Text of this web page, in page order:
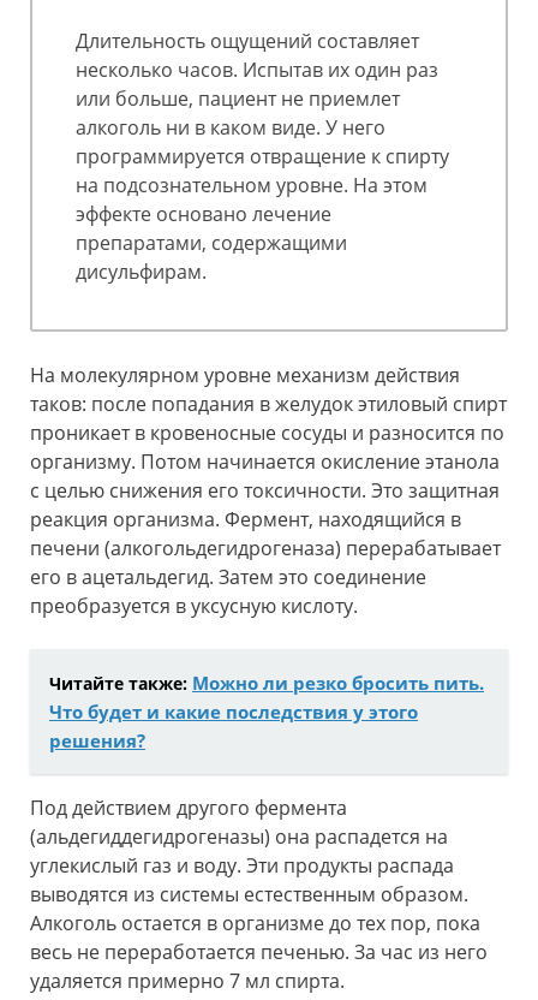
Длительность ощущений составляет
несколько часов. Испытав их один раз
или больше, пациент не приемлет
алкоголь ни в каком виде. У него
программируется отвращение к спирту
на подсознательном уровне. На этом
эффекте основано лечение
препаратами, содержащими
дисульфирам.
На молекулярном уровне механизм действия
таков: после попадания в желудок этиловый спирт
проникает в кровеносные сосуды и разносится по
организму. Потом начинается окисление этанола
с целью снижения его токсичности. Это защитная
реакция организма. Фермент, находящийся в
печени (алкогольдегидрогеназа) перерабатывает
его в ацетальдегид. Затем это соединение
преобразуется в уксусную кислоту.
Читайте также: Можно ли резко бросить пить.
Что будет и какие последствия у этого
решения?
Под действием другого фермента
(альдегиддегидрогеназы) она распадется на
углекислый газ и воду. Эти продукты распада
выводятся из системы естественным образом.
Алкоголь остается в организме до тех пор, пока
весь не переработается печенью. За час из него
удаляется примерно 7 мл спирта.